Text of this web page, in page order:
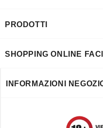
PRODOTTI
SHOPPING ONLINE
INFORMAZIONI